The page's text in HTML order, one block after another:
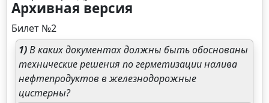
Архивная версия
Билет №2
1)В каких документах должны быть обоснованы
технические решения по герметизации налива
нефтепродуктов в железнодорожные
цистерны?